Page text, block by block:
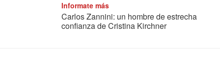
Informate más
Carlos Zannini: un hombre de estrecha
confianza de Cristina Kirchner